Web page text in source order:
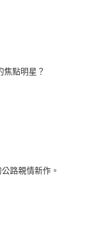
焦點明星？
路親情新作。